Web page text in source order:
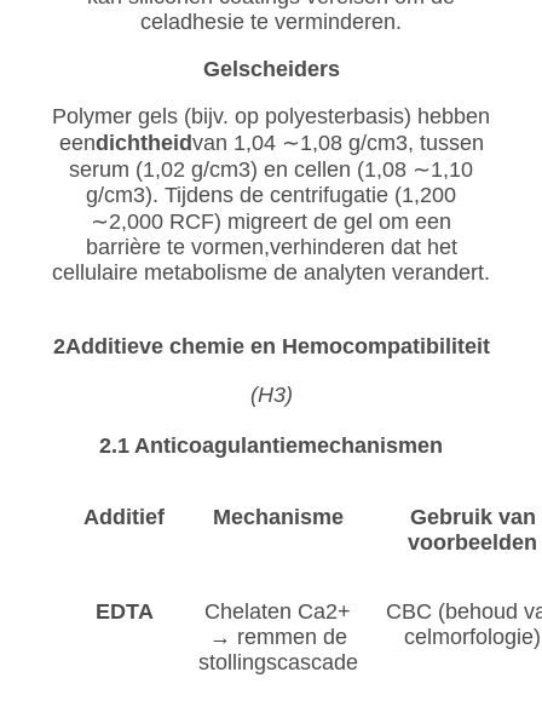
celadhesie te verminderen.
Gelscheiders
Polymer gels (bijv. op polyesterbasis) hebben
eendichtheidvan 1,04 ∼1,08 g/cm3, tussen
serum (1,02 g/cm3) en cellen (1,08 ∼1,10
g/cm3). Tijdens de centrifugatie (1,200
∼2,000 RCF) migreert de gel om een
barrière te vormen,verhinderen dat het
cellulaire metabolisme de analyten verandert.
2Additieve chemie en Hemocompatibiliteit
(H3)
2.1 Anticoagulantiemechanismen
Additief Mechanisme
Gebruik van
voorbeelden
EDTA
Chelaten Ca2+
→ remmen de
stollingscascade
CBC (behoud
celmorfologie)